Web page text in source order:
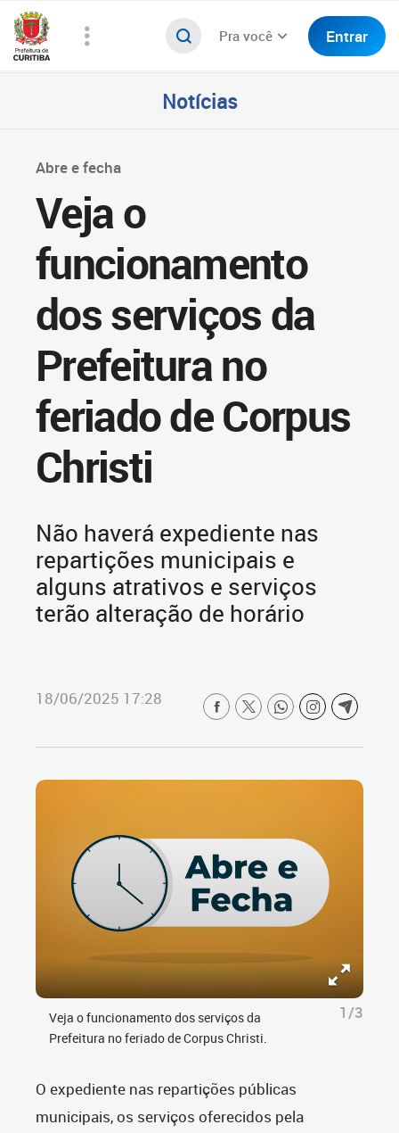
Pra você Entrar
Notícias
Abre e fecha
Veja o
funcionamento
dos serviços da
Prefeitura no
feriado de Corpus
Christi
Não haverá expediente nas
repartições municipais e
alguns atrativos e serviços
terão alteração de horário
18/06/2025 17:28
Veja o funcionamento dos serviços da
Prefeitura no feriado de Corpus Christi.
1/3
O expediente nas repartições públicas
municipais, os serviços oferecidos pela